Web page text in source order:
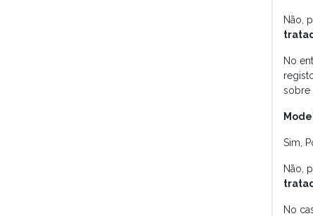
Não,
No
sobre
Sim,
Não,
No